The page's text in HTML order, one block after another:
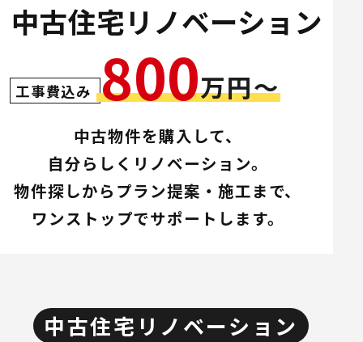
中古住宅リノベーション
工事費込み 800万円〜
中古物件を購入して、
自分らしくリノベーション。
物件探しからプラン提案・施工まで、
ワンストップでサポートします。
中古住宅リノベーション